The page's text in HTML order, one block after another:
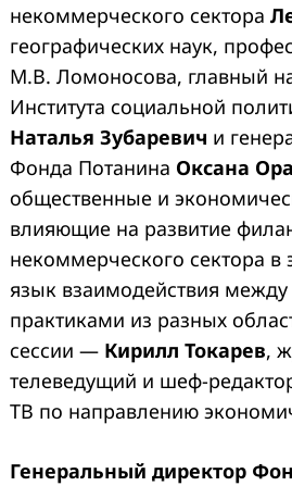
некоммерческого сектора
географических наук,
М.В. Ломоносова, главный
Института социальной
Наталья Зубаревич и
Фонда Потанина Оксана
общественные и
влияющие на развитие
некоммерческого сектора в
язык взаимодействия
практиками из разных
сессии — Кирилл Токарев,
телеведущий и шеф-
ТВ по направлению
Генеральный директор